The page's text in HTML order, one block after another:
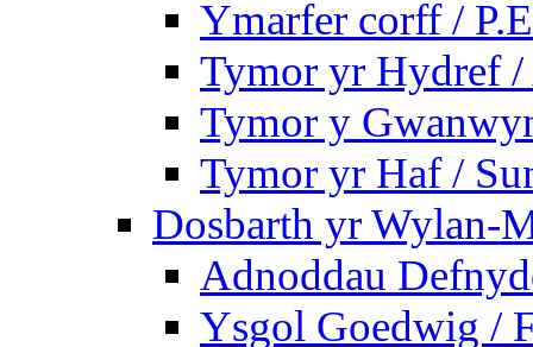
Ymarfer corff /
Tymor yr Hydref
Tymor y
Tymor yr Haf /
Dosbarth yr Wylan-
Adnoddau
Ysgol Goedwig /